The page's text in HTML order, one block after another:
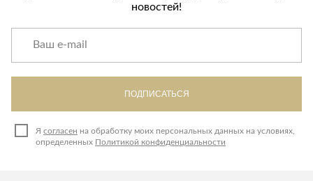
новостей!
ПОДПИСАТЬСЯ
Я согласен на обработку моих персональных данных на условиях,
определенных Политикой конфиденциальности